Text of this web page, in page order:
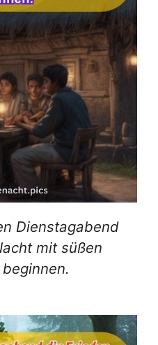
Dienstagabend
mit süßen